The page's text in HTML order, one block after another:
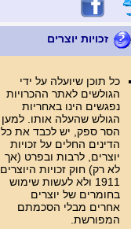
זכויות יוצרים
כל תוכן שיועלה על ידי
הגולשים לאתר ההכרויות
נפגשים הינו באחריות
הגולש שהעלה אותו. למען
הסר ספק, יש לכבד את כל
הדינים החלים על זכויות
יוצרים, לרבות ובפרט (אך
לא רק) חוק זכויות היוצרים
1911 ולא לעשות שימוש
בחומרים של יוצרים
אחרים מבלי הסכמתם
המפורשת.